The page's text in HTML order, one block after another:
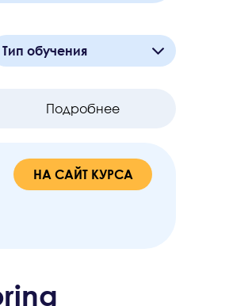
Тип обучения
Подробнее
НА САЙТ КУРСА